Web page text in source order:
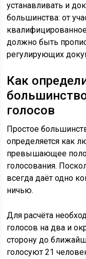
устанавливать и
большинства: от
должно быть
регулирующих
Как
голосов
Простое
определяется как
превышающее
голосования.
всегда даёт одно
ничью.
Для расчёта
голосов на два и
сторону до
голосуют 21